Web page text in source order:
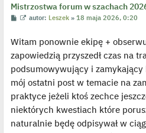
Mistrzostwa forum w szachach
P
t
W
w
e
l
o
j
e
d
n
autor: Leszek »18 maja 2026, 0:20
Witam ponownie ekipę +
zapowiedzią przyszedł czas na
podsumowywujący i
mój ostatni post w temacie na
praktyce jeżeli ktoś zechce
niektórych kwestiach które
naturalnie będę odpisywał w